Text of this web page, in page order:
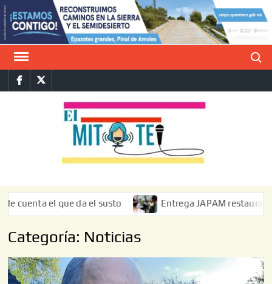
Saltar
al
contenido
FacebookTwitter
el susto Entrega JAPAM restauración del bordo de
Categoría: Noticias